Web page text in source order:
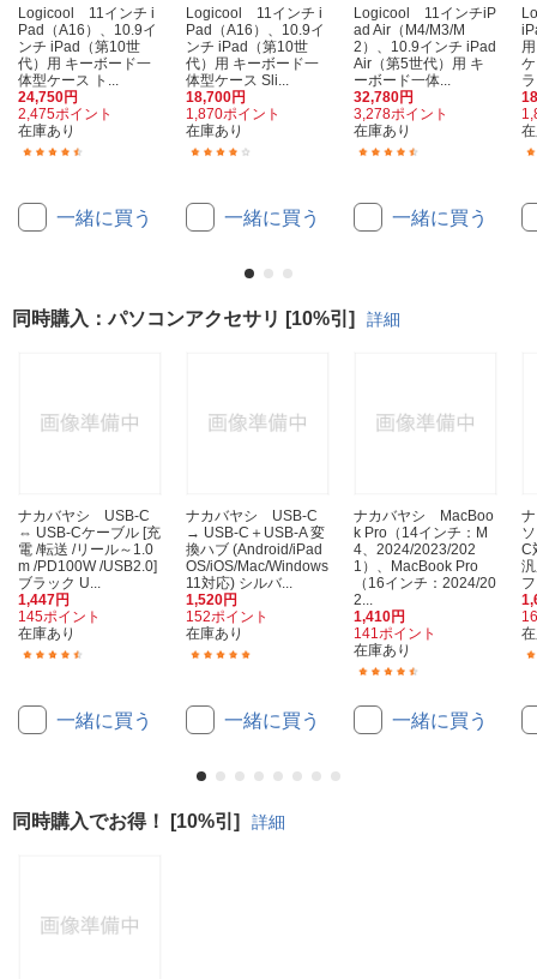
Logicool 11インチ i
Pad（A16）、10.9イ
ンチ iPad（第10世
代）用 キーボード一
体型ケース ト...
24,750円
2,475ポイント
在庫あり
一緒に買う
Logicool 11インチ i
Pad（A16）、10.9イ
ンチ iPad（第10世
代）用 キーボード一
体型ケース Sli...
18,700円
1,870ポイント
在庫あり
一緒に買う
Logicool 11インチiP
ad Air（M4/M3/M
2）、10.9インチ iPad
Air（第5世代）用 キ
ーボード一体...
32,780円
3,278ポイント
在庫あり
一緒に買う
同時購入：パソコンアクセサリ [10%引] 詳細
ナカバヤシ USB-C
⇔ USB-Cケーブル [充
電 /転送 /リール～1.0
m /PD100W /USB2.0]
ブラック U...
1,447円
145ポイント
在庫あり
一緒に買う
ナカバヤシ USB-C
→ USB-C＋USB-A 変
換ハブ (Android/iPad
OS/iOS/Mac/Windows
11対応) シルバ...
1,520円
152ポイント
在庫あり
一緒に買う
ナカバヤシ MacBoo
k Pro（14インチ：M
4、2024/2023/202
1）、MacBook Pro
（16インチ：2024/20
2...
1,410円
141ポイント
在庫あり
一緒に買う
C
同時購入でお得！ [10%引] 詳細